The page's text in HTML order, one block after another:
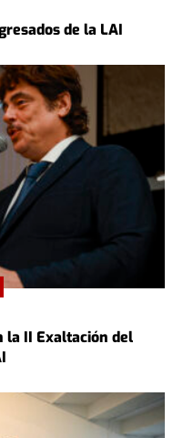
de la LAI
la II Exaltación del